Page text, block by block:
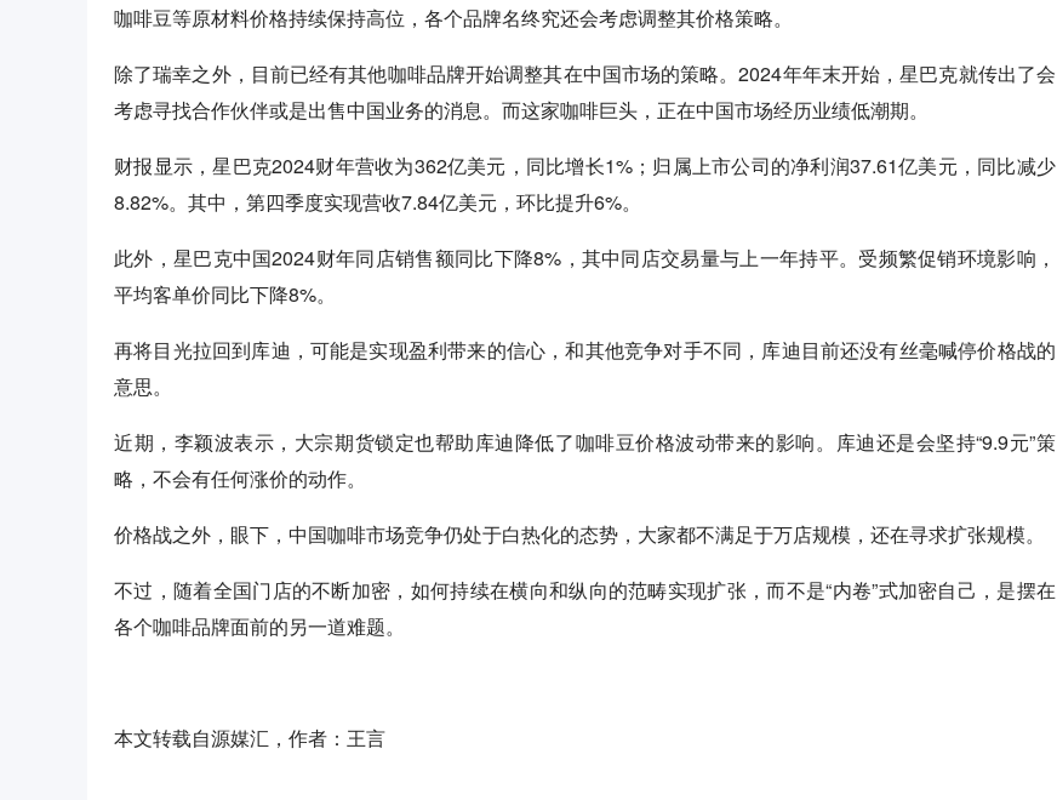
咖啡豆等原材料价格持续保持高位，各个品牌名终究还会考虑调整其价格策略。
除了瑞幸之外，目前已经有其他咖啡品牌开始调整其在中国市场的策略。2024年年末开始，星巴克就传出了会
考虑寻找合作伙伴或是出售中国业务的消息。而这家咖啡巨头，正在中国市场经历业绩低潮期。
财报显示，星巴克2024财年营收为362亿美元，同比增长1%；归属上市公司的净利润37.61亿美元，同比减少
8.82%。其中，第四季度实现营收7.84亿美元，环比提升6%。
此外，星巴克中国2024财年同店销售额同比下降8%，其中同店交易量与上一年持平。受频繁促销环境影响，
平均客单价同比下降8%。
再将目光拉回到库迪，可能是实现盈利带来的信心，和其他竞争对手不同，库迪目前还没有丝毫喊停价格战的
意思。
近期，李颖波表示，大宗期货锁定也帮助库迪降低了咖啡豆价格波动带来的影响。库迪还是会坚持“9.9元”策
略，不会有任何涨价的动作。
价格战之外，眼下，中国咖啡市场竞争仍处于白热化的态势，大家都不满足于万店规模，还在寻求扩张规模。
不过，随着全国门店的不断加密，如何持续在横向和纵向的范畴实现扩张，而不是“内卷”式加密自己，是摆在
各个咖啡品牌面前的另一道难题。
本文转载自源媒汇，作者：王言